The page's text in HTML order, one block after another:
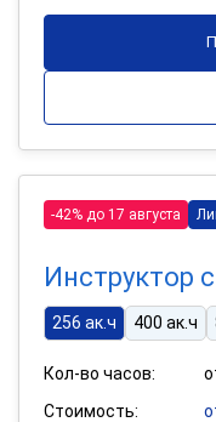
-42% до 17 августа
Инструктор
256 ак.ч 400 ак.ч
Кол-во часов:
Стоимость: